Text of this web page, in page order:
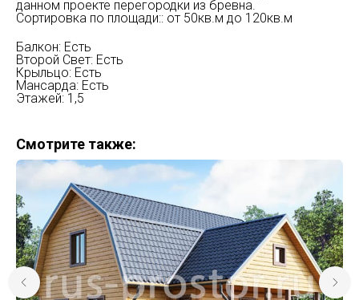
данном проекте перегородки из бревна.
Сортировка по площади:: от 50кв.м до 120кв.м
Балкон: Есть
Второй Свет: Есть
Крыльцо: Есть
Мансарда: Есть
Этажей: 1,5
Смотрите также: